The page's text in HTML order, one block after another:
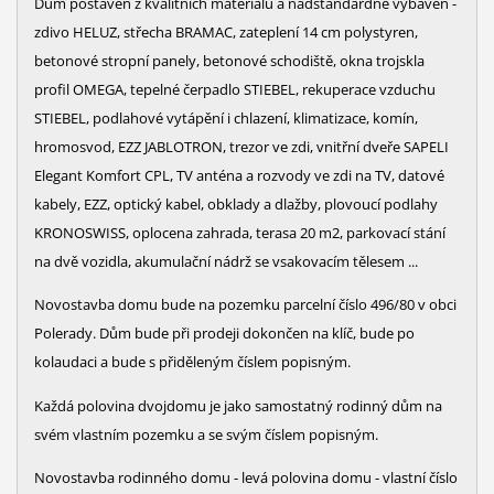
zdivo HELUZ, střecha BRAMAC, zateplení 14 cm polystyren,
betonové stropní panely, betonové schodiště, okna trojskla
profil OMEGA, tepelné čerpadlo STIEBEL, rekuperace vzduchu
STIEBEL, podlahové vytápění i chlazení, klimatizace, komín,
hromosvod, EZZ JABLOTRON, trezor ve zdi, vnitřní dveře SAPELI
Elegant Komfort CPL, TV anténa a rozvody ve zdi na TV, datové
kabely, EZZ, optický kabel, obklady a dlažby, plovoucí podlahy
KRONOSWISS, oplocena zahrada, terasa 20 m2, parkovací stání
na dvě vozidla, akumulační nádrž se vsakovacím tělesem ...
Novostavba domu bude na pozemku parcelní číslo 496/80 v obci
Polerady. Dům bude při prodeji dokončen na klíč, bude po
kolaudaci a bude s přiděleným číslem popisným.
Každá polovina dvojdomu je jako samostatný rodinný dům na
svém vlastním pozemku a se svým číslem popisným.
Novostavba rodinného domu - levá polovina domu - vlastní číslo